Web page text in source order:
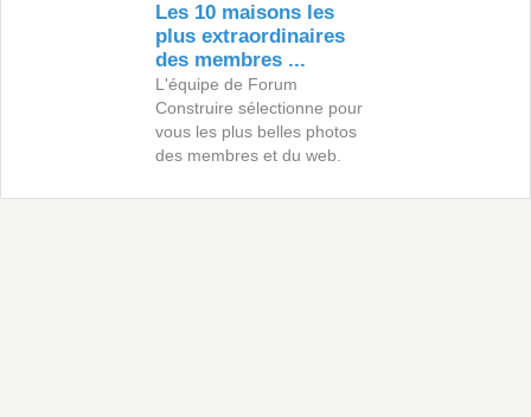
Les 10 maisons les
plus extraordinaires
des membres ...
L'équipe de Forum
Construire sélectionne pour
vous les plus belles photos
des membres et du web.